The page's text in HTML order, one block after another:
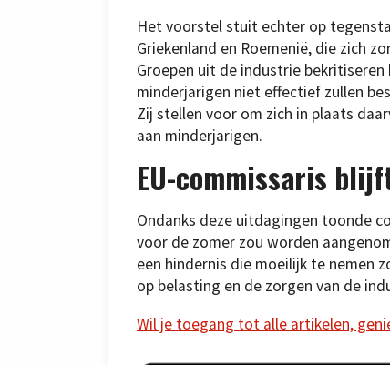
Het voorstel stuit echter op
Griekenland en Roemenië, die zich
Groepen uit de industrie
minderjarigen niet effectief zullen
Zij stellen voor om zich in plaats
aan minderjarigen.
EU-commissaris
Ondanks deze uitdagingen toonde
voor de zomer zou worden
een hindernis die moeilijk te nemen
op belasting en de zorgen van de
Wil je toegang tot alle artikelen,